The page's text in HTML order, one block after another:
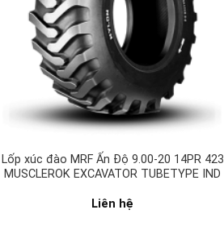
Lốp xúc đào MRF Ấn Độ 9.00-20 14PR 423
MUSCLEROK EXCAVATOR TUBETYPE IND
Liên hệ